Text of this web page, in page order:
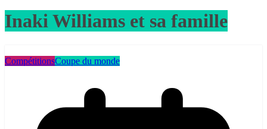
Inaki Williams et sa famille
CompétitionsCoupe du monde